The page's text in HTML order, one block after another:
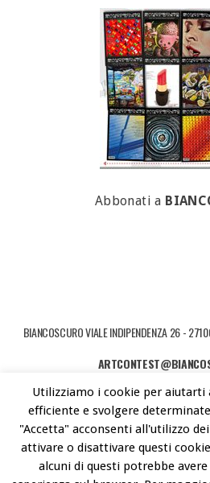
Abbonati a
BIANCOSCURO VIALE INDIPENDENZA 26 -
COPYRIGHT © 2026 ART CONTEST.
L'ARTE
Utilizziamo i cookie per aiutarti
efficiente e svolgere
"Accetta" acconsenti all'utilizzo
attivare o disattivare questi
alcuni di questi potrebbe